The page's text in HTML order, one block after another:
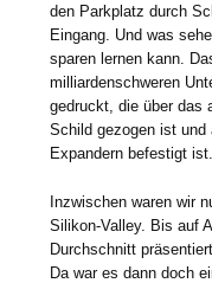
den Parkplatz durch
Eingang. Und was
sparen lernen kann.
milliardenschweren
gedruckt, die über das
Schild gezogen ist
Expandern befestigt
Inzwischen waren wir
Silikon-Valley. Bis auf
Durchschnitt präsentiert.
Da war es dann doch